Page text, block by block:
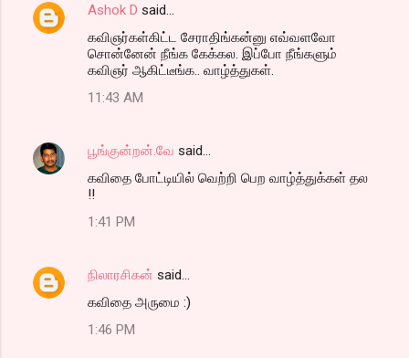
Ashok D said…
கவிஞர்கள்கிட்ட சேராதிங்கன்னு எவ்வளவோ
சொன்னேன் நீங்க கேக்கல. இப்போ நீங்களும்
கவிஞர் ஆகிட்டீங்க.. வாழ்த்துகள்.
11:43 AM
பூங்குன்றன்.வே said…
கவிதை போட்டியில் வெற்றி பெற வாழ்த்துக்கள் தல
!!
1:41 PM
நிலாரசிகன் said…
கவிதை அருமை :)
1:46 PM